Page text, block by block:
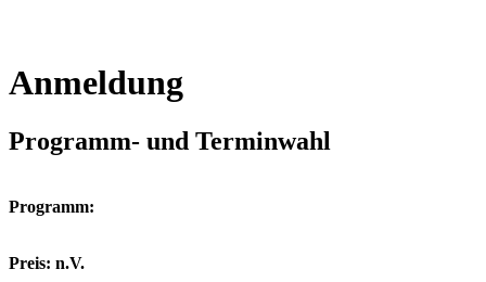
Anmeldung
Programm- und Terminwahl
Programm:
Preis: n.V.